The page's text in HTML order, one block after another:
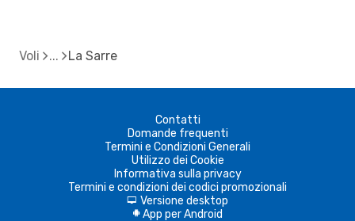
Voli La Sarre
Contatti
Domande frequenti
Termini e Condizioni Generali
Utilizzo dei Cookie
Informativa sulla privacy
Termini e condizioni dei codici promozionali
d Versione desktop
A App per Android